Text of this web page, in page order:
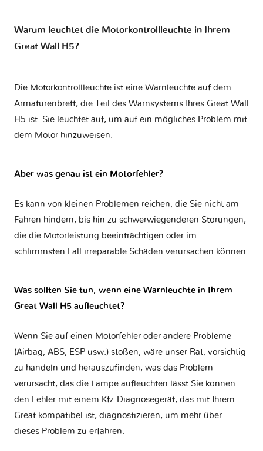
Warum leuchtet die Motorkontrollleuchte in Ihrem
Great Wall H5?
Die Motorkontrollleuchte ist eine Warnleuchte auf dem
Armaturenbrett, die Teil des Warnsystems Ihres Great Wall
H5 ist. Sie leuchtet auf, um auf ein mögliches Problem mit
dem Motor hinzuweisen.
Aber was genau ist ein Motorfehler?
Es kann von kleinen Problemen reichen, die Sie nicht am
Fahren hindern, bis hin zu schwerwiegenderen Störungen,
die die Motorleistung beeinträchtigen oder im
schlimmsten Fall irreparable Schäden verursachen können.
Was sollten Sie tun, wenn eine Warnleuchte in Ihrem
Great Wall H5 aufleuchtet?
Wenn Sie auf einen Motorfehler oder andere Probleme
(Airbag, ABS, ESP usw.) stoßen, wäre unser Rat, vorsichtig
zu handeln und herauszufinden, was das Problem
verursacht, das die Lampe aufleuchten lässt.Sie können
den Fehler mit einem Kfz-Diagnosegerät, das mit Ihrem
Great kompatibel ist, diagnostizieren, um mehr über
dieses Problem zu erfahren.